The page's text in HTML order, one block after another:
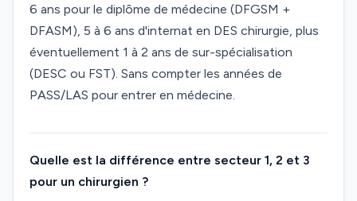
6 ans pour le diplôme de médecine (DFGSM +
DFASM), 5 à 6 ans d'internat en DES chirurgie, plus
éventuellement 1 à 2 ans de sur-spécialisation
(DESC ou FST). Sans compter les années de
PASS/LAS pour entrer en médecine.
Quelle est la différence entre secteur 1, 2 et 3
pour un chirurgien ?